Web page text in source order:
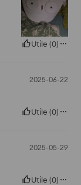
Utile (0)
2025-06-22
Utile (0)
2025-05-29
Utile (0)